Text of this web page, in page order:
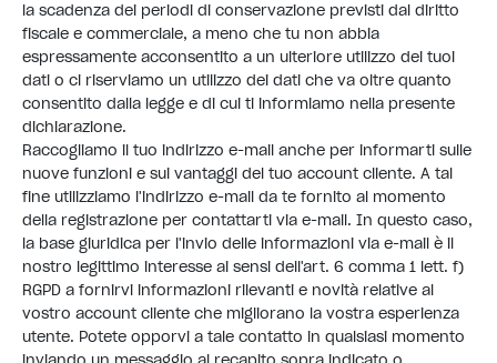
la scadenza dei periodi di conservazione previsti dal diritto
fiscale e commerciale, a meno che tu non abbia
espressamente acconsentito a un ulteriore utilizzo dei tuoi
dati o ci riserviamo un utilizzo dei dati che va oltre quanto
consentito dalla legge e di cui ti informiamo nella presente
dichiarazione.
Raccogliamo il tuo indirizzo e-mail anche per informarti sulle
nuove funzioni e sui vantaggi del tuo account cliente. A tal
fine utilizziamo l'indirizzo e-mail da te fornito al momento
della registrazione per contattarti via e-mail. In questo caso,
la base giuridica per l'invio delle informazioni via e-mail è il
nostro legittimo interesse ai sensi dell'art. 6 comma 1 lett. f)
RGPD a fornirvi informazioni rilevanti e novità relative al
vostro account cliente che migliorano la vostra esperienza
utente. Potete opporvi a tale contatto in qualsiasi momento